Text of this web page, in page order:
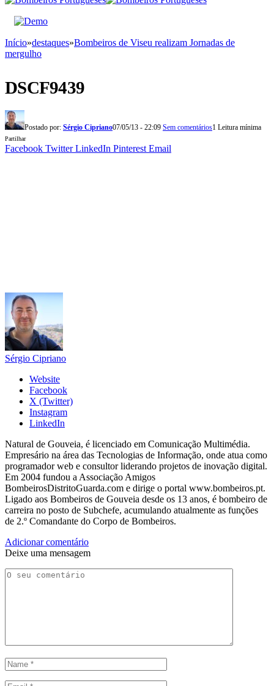
Início»destaques»Bombeiros de Viseu realizam Jornadas de
mergulho
DSCF9439
Postado por: Sérgio Cipriano07/05/13 - 22:09 Sem comentários1 Leitura mínima
Partilhar
Facebook Twitter LinkedIn Pinterest Email
Sérgio Cipriano
Website
Facebook
X (Twitter)
Instagram
LinkedIn
Natural de Gouveia, é licenciado em Comunicação Multimédia.
Empresário na área das Tecnologias de Informação, onde atua como
programador web e consultor liderando projetos de inovação digital.
Em 2004 fundou a Associação Amigos
BombeirosDistritoGuarda.com e dirige o portal www.bombeiros.pt.
Ligado aos Bombeiros de Gouveia desde os 13 anos, é bombeiro de
carreira no posto de Subchefe, acumulando atualmente as funções
de 2.º Comandante do Corpo de Bombeiros.
Adicionar comentário
Deixe uma mensagem